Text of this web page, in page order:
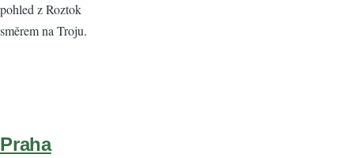
pohled z Roztok
směrem na Troju.
Praha